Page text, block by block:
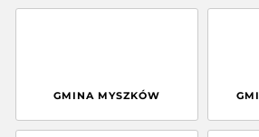
GMINA MYSZKÓW